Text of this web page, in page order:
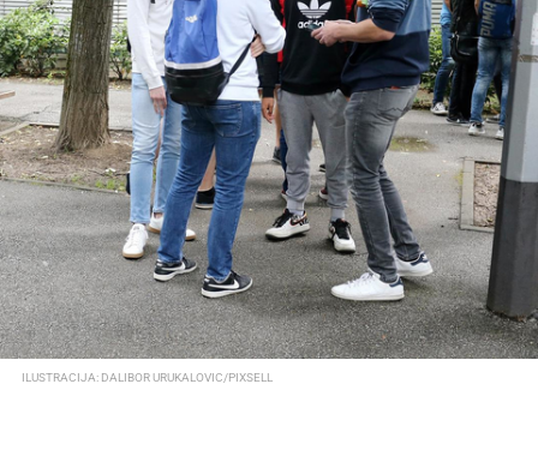
ILUSTRACIJA: DALIBOR URUKALOVIC/PIXSELL